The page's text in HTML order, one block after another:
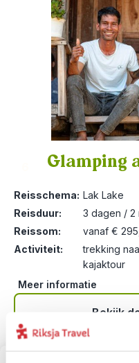
Glamping
Reisschema: Lak Lake
Reisduur:
3 dagen / 2
Reissom:
vanaf €
Activiteit:
trekking
kajaktour
Meer informatie
Bekijk